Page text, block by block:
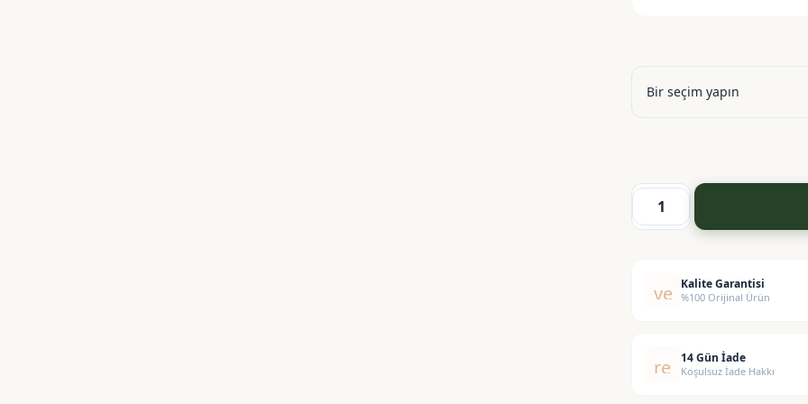
Dulavrat
Burdock
verified
Kalite Garantisi
%100 Orijinal Ürün
replay14 Gün İade
Koşulsuz İade Hakkı